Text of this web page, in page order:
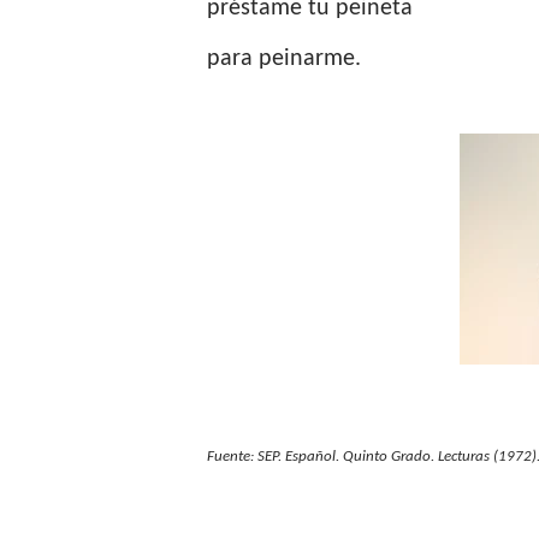
préstame tu peineta
para peinarme.
Fuente: SEP. Español. Quinto Grado. Lecturas (1972).